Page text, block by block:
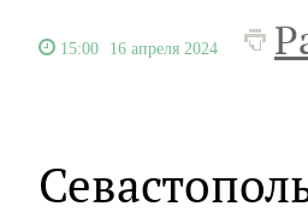
15:00 16 апреля 2024